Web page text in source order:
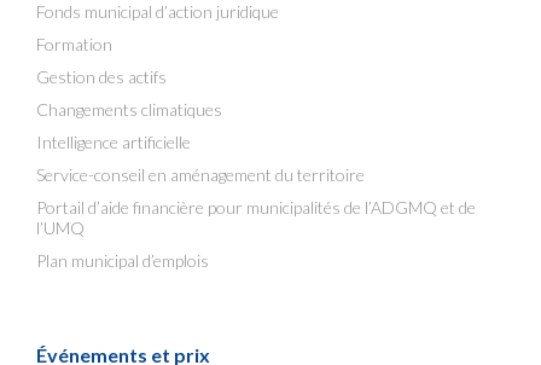
Fonds municipal d’action juridique
Formation
Gestion des actifs
Changements climatiques
Intelligence artificielle
Service-conseil en aménagement du territoire
Portail d’aide financière pour municipalités de l’ADGMQ et de
l’UMQ
Plan municipal d’emplois
Événements et prix